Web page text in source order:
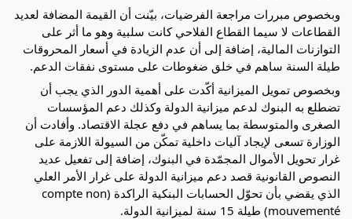
وبخصوص مبررات مراجعة الفرضيات، بيّنت أن القيمة المضافة لعديد
القطاعات لا سيما القطاع الفلاحي كانت سلبية وهو ما أثر على
التوازنات المالية، إضافة إلى أن عدم الزيادة في أسعار المحروقات
طيلة السنة ساهم في خلق ضغوطات على مستوى نفقات الدعم.
وبخصوص تمويل الميزانية أكّدت على أهمية الدور الذي يجب أن
تضطلع به البنوك لدعم ميزانية الدولة وكذلك دعم المؤسسات
الصغرى والمتوسطة بما يساهم في دفع عجلة الاقتصاد. وأفادت أن
الوزارة تسعى لإيجاد آليات داخلية تمكّن من السيولة اللازمة على
غرار تحويل الأموال المجمّدة في البنوك، إضافة إلى تفعيل عديد
النصوص القانونية قصد دعم ميزانية الدولة على غرار الأمر العلي
الذي يقضي بأن تحوّل الحسابات البنكية الراكدة (compte non
mouvementé) طيلة 15 سنة لميزانية الدولة.